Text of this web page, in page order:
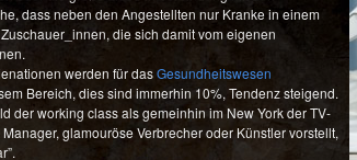
dass neben den Angestellten nur Kranke in einem
die sich damit vom eigenen
werden für dasGesundheitswesen
Bereich, dies sind immerhin 10%, Tendenz steigend.
der working class als gemeinhin im New York der TV-
glamouröse Verbrecher oder Künstler vorstellt,